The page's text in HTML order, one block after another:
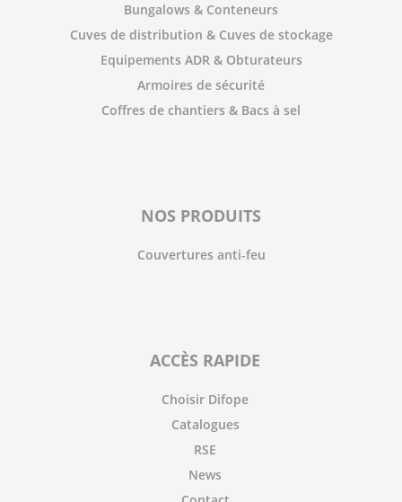
Bungalows & Conteneurs
Cuves de distribution & Cuves de stockage
Equipements ADR & Obturateurs
Armoires de sécurité
Coffres de chantiers & Bacs à sel
NOS PRODUITS
Couvertures anti-feu
ACCÈS RAPIDE
Choisir Difope
Catalogues
RSE
News